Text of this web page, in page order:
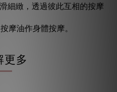
細緻，透過彼此互相的按摩
摩油作身體按摩。
更多